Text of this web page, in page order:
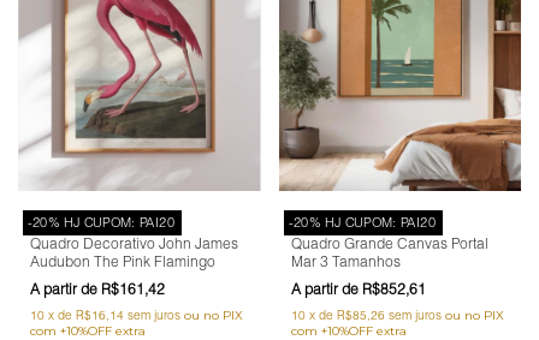
-20% HJ CUPOM: PAI20
Quadro Decorativo John James
Audubon The Pink Flamingo
R$161,42
10 x de R$16,14 sem juros
-20% HJ CUPOM: PAI20
Quadro Grande Canvas Portal
Mar 3 Tamanhos
R$852,61
10 x de R$85,26 sem juros